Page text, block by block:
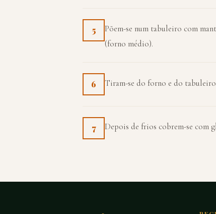
5
Põem-se num tabuleiro com
(forno médio).
6 Tiram-se do forno e do tabuleiro
7 Depois de frios cobrem-se com